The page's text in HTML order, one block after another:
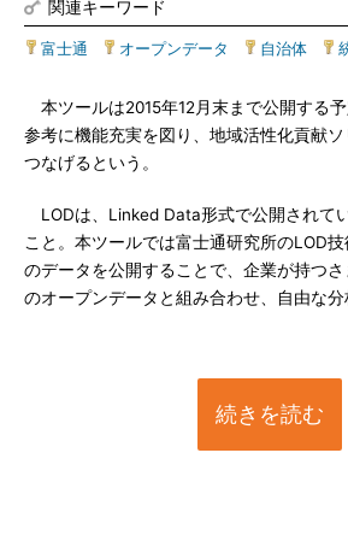
関連キーワード
富士通 オープンデータ 自治体
本ツールは2015年12月末まで公開する
参考に機能充実を図り、地域活性化貢献
つなげるという。
LODは、Linked Data形式で公開されて
こと。本ツールでは富士通研究所のLOD
のデータを公開することで、企業が持つ
のオープンデータと組み合わせ、自由な分
続きを読む